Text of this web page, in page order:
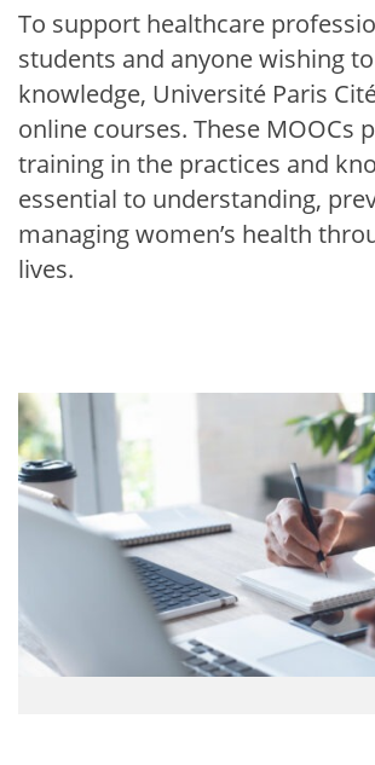
To support healthcare
students and anyone wishing
knowledge, Université Paris
online courses. These MOOCs
training in the practices and
essential to understanding,
managing women’s health
lives.